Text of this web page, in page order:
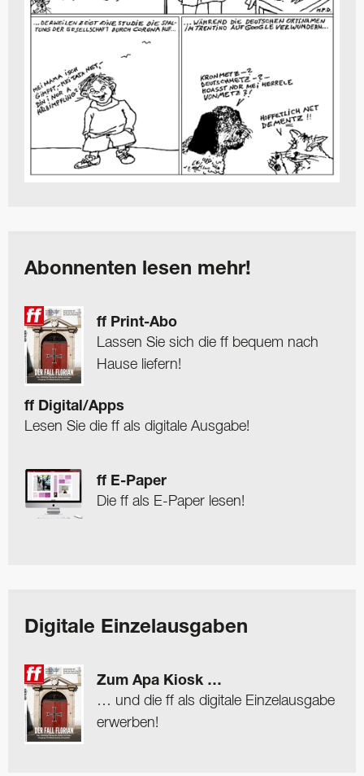
Abonnenten lesen mehr!
ff Print-Abo
Lassen Sie sich die ff bequem nach
Hause liefern!
ff Digital/Apps
Lesen Sie die ff als digitale Ausgabe!
ff E-Paper
Die ff als E-Paper lesen!
Digitale Einzelausgaben
Zum Apa Kiosk …
… und die ff als digitale Einzelausgabe
erwerben!